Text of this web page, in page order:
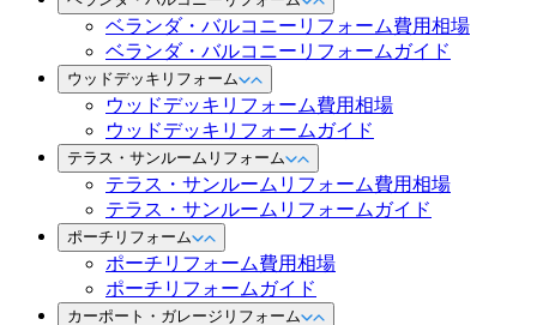
ベランダ・バルコニーリフォーム費用相場
ベランダ・バルコニーリフォームガイド
ウッドデッキリフォーム
ウッドデッキリフォーム費用相場
ウッドデッキリフォームガイド
テラス・サンルームリフォーム
テラス・サンルームリフォーム費用相場
テラス・サンルームリフォームガイド
ポーチリフォーム
ポーチリフォーム費用相場
ポーチリフォームガイド
カーポート・ガレージリフォーム